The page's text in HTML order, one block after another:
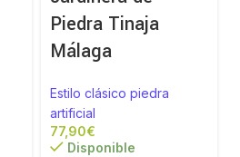
Piedra Tinaja
Málaga
Estilo clásico piedra
artificial
€
Disponible